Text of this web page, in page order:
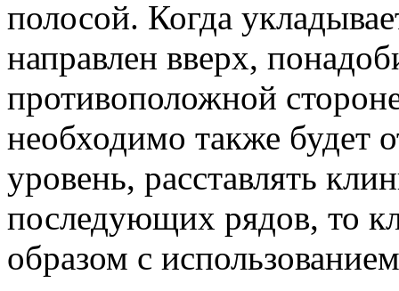
полосой. Когда
направлен вверх,
противоположной
необходимо также будет
уровень, расставлять
последующих рядов, то
образом с